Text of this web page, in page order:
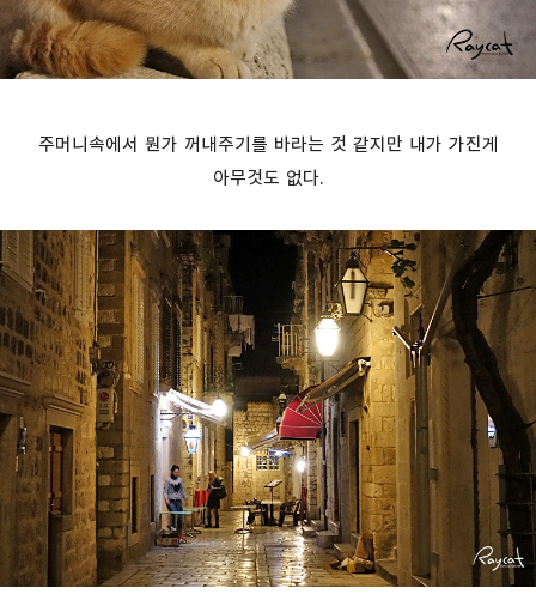
주머니속에서 뭔가 꺼내주기를 바라는 것 같지만 내가 가진게
아무것도 없다.